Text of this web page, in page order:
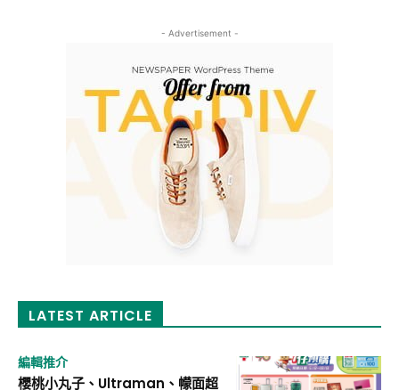
- Advertisement -
LATEST ARTICLE
編輯推介
櫻桃小丸子、Ultraman、幪面超